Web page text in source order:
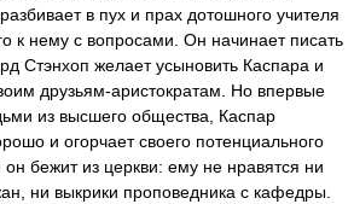
в пух и прах дотошного учителя
к нему с вопросами. Он начинает писать
Стэнхоп желает усыновить Каспара и
друзьям-аристократам. Но впервые
из высшего общества, Каспар
и огорчает своего потенциального
бежит из церкви: ему не нравятся ни
ни выкрики проповедника с кафедры.